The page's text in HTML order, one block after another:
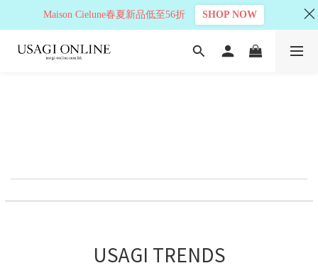
USAGI TRENDS
Maison Cielune春夏新品低至56折 SHOP NOW